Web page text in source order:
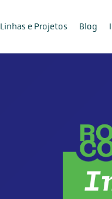
Linhas e Projetos Blog